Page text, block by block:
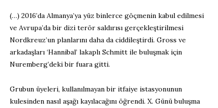
(…) 2016’da Almanya’ya yüz binlerce göçmenin kabul edilmesi
ve Avrupa’da bir dizi terör saldırısı gerçekleştirilmesi
Nordkreuz’un planlarını daha da ciddileştirdi. Gross ve
arkadaşları ‘Hannibal’ lakaplı Schmitt ile buluşmak için
Nuremberg’deki bir fuara gitti.
Grubun üyeleri, kullanılmayan bir itfaiye istasyonunun
kulesinden nasıl aşağı kayılacağını öğrendi. X. Günü buluşma